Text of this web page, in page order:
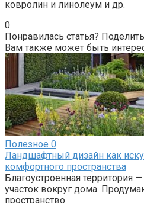
ковролин и линолеум и др.
0
Понравилась статья?
Вам также может быть
Полезное 0
Ландшафтный дизайн как
комфортного пространства
Благоустроенная территория
участок вокруг дома.
пространство